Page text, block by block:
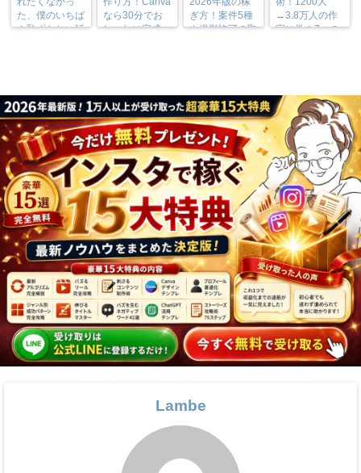
た、僕のいちば
ん恥ずかしい話
なら30分でお
しゃれに完成
ぎ方！案件5種
や撮影許可の取
→3.8万人の作
家に学ぶ7つの
Lambe